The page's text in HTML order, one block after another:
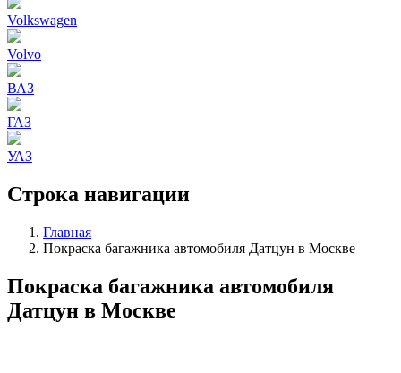
Volkswagen
Volvo
ВАЗ
ГАЗ
УАЗ
Строка навигации
Главная
Покраска багажника автомобиля Датцун в Москве
Покраска багажника автомобиля
Датцун в Москве